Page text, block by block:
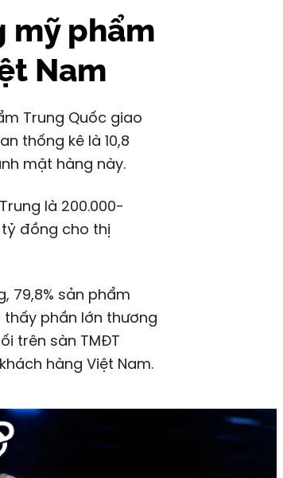
mỹ phẩm
Nam
Trung Quốc giao
thống kê là 10,8
mặt hàng này.
là 200.000-
đồng cho thị
79,8% sản phẩm
phần lớn thương
trên sàn TMĐT
hàng Việt Nam.